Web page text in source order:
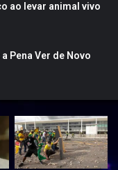
ao levar animal vivo
Pena Ver de Novo